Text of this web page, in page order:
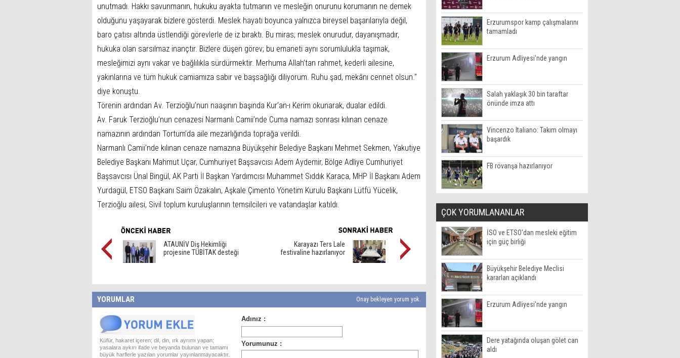
unutmadı. Hakkı savunmanın, hukuku ayakta tutmanın ve mesleğin onurunu korumanın ne demek
olduğunu yaşayarak bizlere gösterdi. Meslek hayatı boyunca yalnızca bireysel başarılarıyla değil,
baro çatısı altında üstlendiği görevlerle de iz bıraktı. Bu miras; meslek onurudur, dayanışmadır,
hukuka olan sarsılmaz inançtır. Bizlere düşen görev; bu emaneti aynı sorumlulukla taşımak,
mesleğimizi aynı vakar ve bağlılıkla sürdürmektir. Merhuma Allah’tan rahmet, kederli ailesine,
yakınlarına ve tüm hukuk camiamıza sabır ve başsağlığı diliyorum. Ruhu şad, mekânı cennet olsun."
diye konuştu.
Törenin ardından Av. Terzioğlu’nun naaşının başında Kur’an-ı Kerim okunarak, dualar edildi.
Av. Faruk Terzioğlu’nun cenazesi Narmanlı Camii’nde Cuma namazı sonrası kılınan cenaze
namazının ardından Tortum’da aile mezarlığında toprağa verildi.
Narmanlı Camii’nde kılınan cenaze namazına Büyükşehir Belediye Başkanı Mehmet Sekmen, Yakutiye
Belediye Başkanı Mahmut Uçar, Cumhuriyet Başsavcısı Adem Aydemir, Bölge Adliye Cumhuriyet
Başsavcısı Ünal Bingül, AK Parti İl Başkan Yardımcısı Muhammet Sıddık Karaca, MHP İl Başkanı Adem
Yurdagül, ETSO Başkanı Saim Özakalın, Aşkale Çimento Yönetim Kurulu Başkanı Lütfü Yücelik,
Terzioğlu ailesi, Sivil toplum kuruluşlarının temsilcileri ve vatandaşlar katıldı.
ATAUNİV Diş Hekimliği
projesine TÜBİTAK desteği
Karayazı Ters Lale
festivaline hazırlanıyor
YORUMLAR Onay bekleyen yorum yok.
Küfür, hakaret içeren; dil, din, ırk ayrımı yapan;
yasalara aykırı ifade ve beyanda bulunan ve tamamı
büyük harflerle yazılan yorumlar yayınlanmayacaktır.
Erzurumspor kamp çalışmalarını
tamamladı
Erzurum Adliyesi'nde yangın
Salah yaklaşık 30 bin taraftar
önünde imza attı
Vincenzo Italiano: Takım olmayı
başardık
FB rövanşa hazırlanıyor
ÇOK YORUMLANANLAR
İSO ve ETSO'dan mesleki eğitim
için güç birliği
Büyükşehir Belediye Meclisi
kararları açıklandı
Erzurum Adliyesi'nde yangın
Dere yatağında oluşan gölet can
aldı